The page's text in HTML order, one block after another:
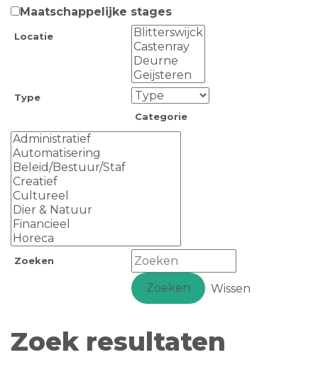
Contact
Maatschappelijke stages
Locatie
Type
Categorie
Zoeken
Zoeken Wissen
Zoek resultaten